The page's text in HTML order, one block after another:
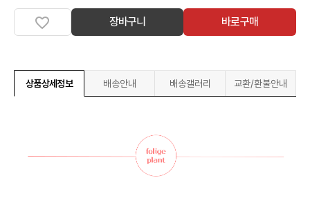
장바구니 바로구매
상품상세정보 배송안내 배송갤러리 교환/환불안내